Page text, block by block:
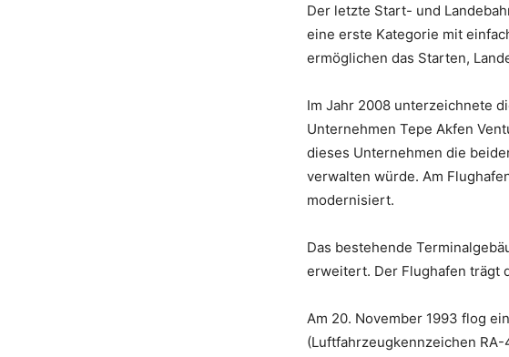
Der letzte Start- und
eine erste Kategorie mit
ermöglichen das Starten,
Im Jahr 2008 unterzeichnete
Unternehmen Tepe Akfen
dieses Unternehmen die
verwalten würde. Am
modernisiert.
Das bestehende
erweitert. Der Flughafen trägt
Am 20. November 1993 flog
(Luftfahrzeugkennzeichen